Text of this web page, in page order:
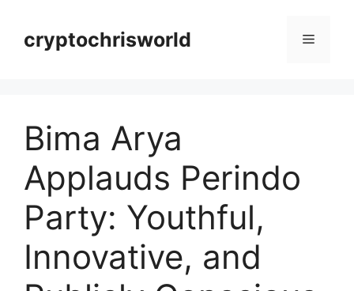
cryptochrisworld Menu
Bima Arya
Applauds Perindo
Party: Youthful,
Innovative, and